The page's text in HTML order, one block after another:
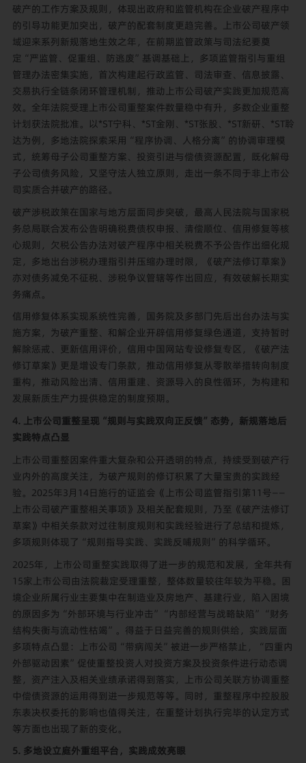
破产的工作方案及规则，体现出政府和监管机构在企业破产程序中
的引导功能更加突出，破产的配套制度更趋完善。上市公司破产领
域迎来系列新规落地生效之年，在前期监管政策与司法纪要奠
定“严监管、促重组、防逃废”基调基础上，多项监管指引与重组
管理办法密集实施，首次构建起行政监管、司法审查、信息披露、
交易执行全链条闭环管理机制，推动上市公司破产实践更加规范高
效。全年法院受理上市公司重整案件数量稳中有升，多数企业重整
计划获法院批准。以*ST宁科、*ST金刚、*ST张股、*ST新研、*ST聆
达为例，多地法院探索采用“程序协调、人格分离”的协调审理模
式，统筹母子公司重整方案、投资引进与偿债资源配置，既化解母
子公司债务风险，又坚守法人独立原则，走出一条不同于非上市公
司实质合并破产的路径。
破产涉税政策在国家与地方层面同步突破，最高人民法院与国家税
务总局联合发布公告明确税费债权申报、清偿顺位、信用修复等核
心规则，欠税公告办法对破产程序中相关税费不予公告作出细化规
定，多地出台涉税办理指引并压缩办理时限，《破产法修订草案》
亦对债务减免不征税、涉税争议管辖等作出回应，有效破解长期实
务痛点。
信用修复体系实现系统性完善，国务院及多部门先后出台办法与实
施方案，为破产重整、和解企业开辟信用修复绿色通道，支持暂时
解除惩戒、更新信用评价，信用中国网站专设修复专区，《破产法
修订草案》更是增设专门条款，推动信用修复从零散举措转向制度
重构，推动风险出清、信用重建、资源导入的良性循环，为构建和
发展新质生产力提供稳定的制度预期。
4. 上市公司重整呈现“规则与实践双向正反馈”态势，新规落地后
实践特点凸显
上市公司重整因案件重大复杂和公开透明的特点，持续受到破产行
业内外的高度关注，为破产规则的修订积累了大量宝贵的实践经
验。2025年3月14日施行的证监会《上市公司监管指引第11号——
上市公司破产重整相关事项》及相关配套规则，乃至《破产法修订
草案》中相关条款对过往制度规则和实践经验进行了总结和提炼，
多项规则体现了“规则指导实践、实践反哺规则”的科学循环。
2025年，上市公司重整实践取得了进一步的规范和发展，全年共有
15家上市公司由法院裁定受理重整，整体数量较往年较为平稳。困
境企业所属行业主要集中在制造业及房地产、基建行业，陷入困境
的原因多为“外部环境与行业冲击”“内部经营与战略缺陷”“财务
结构失衡与流动性枯竭”。得益于日益完善的规则供给，实践层面
多项特点凸显：上市公司“带病闯关”被进一步严格禁止，“四重内
外部驱动因素”促使重整投资人对投资方案及投资条件进行动态调
整，资产注入及相关业绩承诺得到落实，上市公司关联方协调重整
中偿债资源的运用得到进一步规范等等。同时，重整程序中控股股
东表决权委托的影响也值得关注，在重整计划执行完毕的认定方式
等方面也出现了新的变化。
5. 多地设立庭外重组平台，实践成效亮眼